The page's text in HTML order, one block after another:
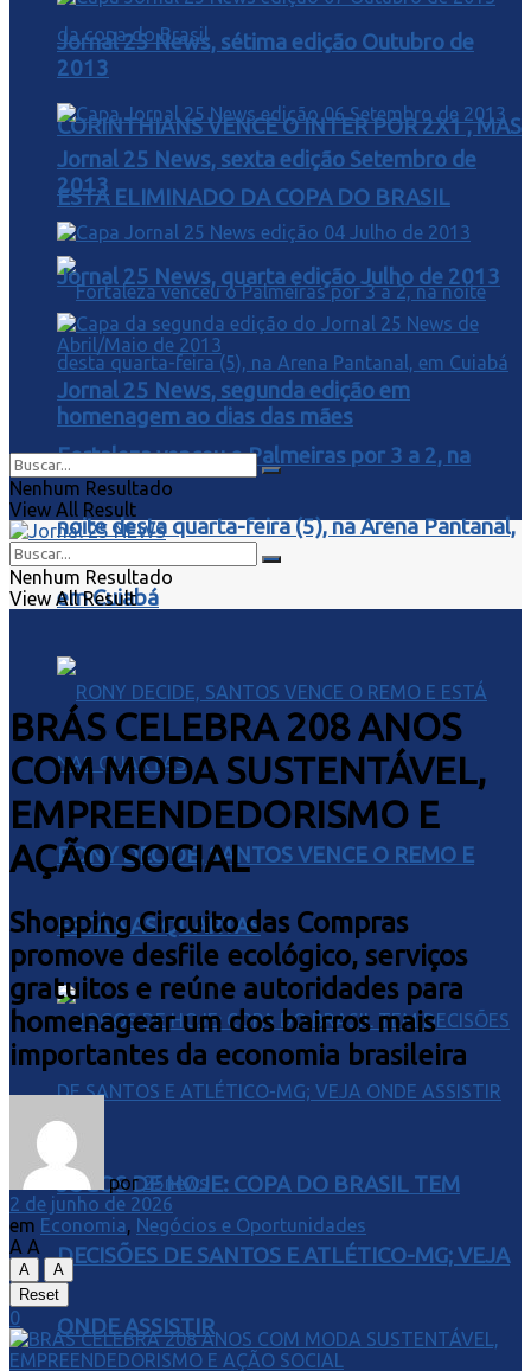
CORINTHIANS VENCE O INTER POR 2X1 , MAS
ESTA ELIMINADO DA COPA DO BRASIL
Fortaleza venceu o Palmeiras por 3 a 2, na
noite desta quarta-feira (5), na Arena Pantanal,
em Cuiabá
RONY DECIDE, SANTOS VENCE O REMO E
ESTÁ NAS QUARTAS
JOGOS DE HOJE: COPA DO BRASIL TEM
DECISÕES DE SANTOS E ATLÉTICO-MG; VEJA
ONDE ASSISTIR
Jornal 25 News, sétima edição Outubro de
2013
Jornal 25 News, sexta edição Setembro de
2013
Jornal 25 News, quarta edição Julho de 2013
Jornal 25 News, segunda edição em
homenagem ao dias das mães
Nenhum Resultado
View All Result
Nenhum Resultado
View All Result
BRÁS CELEBRA 208 ANOS
COM MODA SUSTENTÁVEL,
EMPREENDEDORISMO E
AÇÃO SOCIAL
Shopping Circuito das Compras
promove desfile ecológico, serviços
gratuitos e reúne autoridades para
homenagear um dos bairros mais
importantes da economia brasileira
por 25news
2 de junho de 2026
em Economia, Negócios e Oportunidades
A A
A
A
Reset
0